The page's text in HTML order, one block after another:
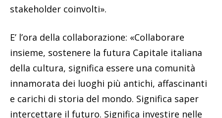
stakeholder coinvolti».
E’ l’ora della collaborazione: «Collaborare
insieme, sostenere la futura Capitale italiana
della cultura, significa essere una comunità
innamorata dei luoghi più antichi, affascinanti
e carichi di storia del mondo. Significa saper
intercettare il futuro. Significa investire nelle